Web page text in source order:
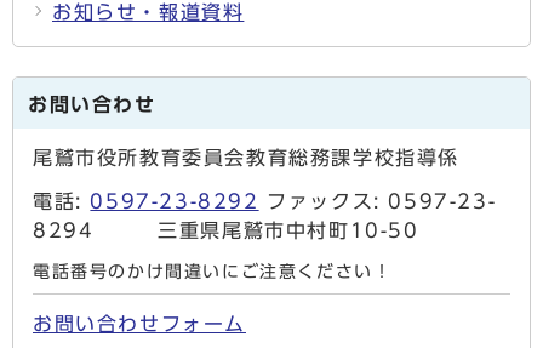
お知らせ・報道資料
お問い合わせ
尾鷲市役所教育委員会教育総務課学校指導係
電話: 0597-23-8292
ファックス: 0597-23-
8294 三重県尾鷲市中村町10-50
電話番号のかけ間違いにご注意ください！
お問い合わせフォーム